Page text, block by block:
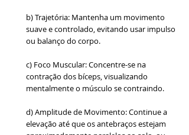
b) Trajetória: Mantenha um movimento
suave e controlado, evitando usar impulso
ou balanço do corpo.
c) Foco Muscular: Concentre-se na
contração dos bíceps, visualizando
mentalmente o músculo se contraindo.
d) Amplitude de Movimento: Continue a
elevação até que os antebraços estejam